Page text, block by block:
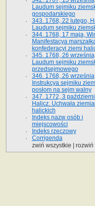
Laudum sejmiku
gospodarskiego
343. 1768, 22 lutego,
Laudum sejmiku
344. 1768, 17 maja,
Manifestacya
konfederacyi ziemi
345. 1768, 26
Laudum sejmiku
przedsejmowego
346. 1768, 26
Instrukcya sejmiku
posłom na sejm walny
347. 1772, 3
Halicz. Uchwała
halickich
Indeks nazw osób i
miejscowości
Indeks rzeczowy
Corrigenda
zwiń wszystkie
rozwiń